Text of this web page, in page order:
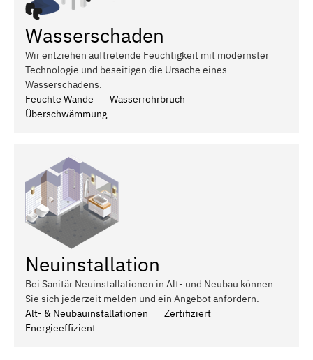
Wasserschaden
Wir entziehen auftretende Feuchtigkeit mit modernster
Technologie und beseitigen die Ursache eines
Wasserschadens.
Feuchte Wände
Wasserrohrbruch
Überschwämmung
Neuinstallation
Bei Sanitär Neuinstallationen in Alt- und Neubau können
Sie sich jederzeit melden und ein Angebot anfordern.
Alt- & Neubauinstallationen
Zertifiziert
Energieeffizient